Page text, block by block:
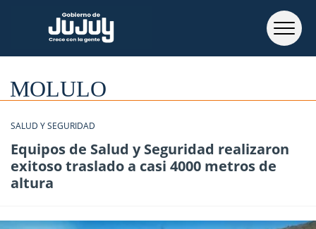
MOLULO
SALUD Y SEGURIDAD
Equipos de Salud y Seguridad realizaron
exitoso traslado a casi 4000 metros de
altura